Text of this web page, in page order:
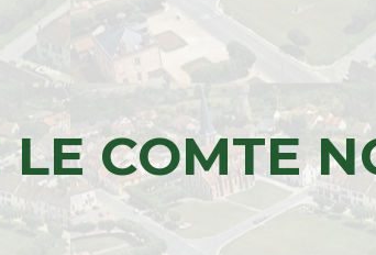
COMTE